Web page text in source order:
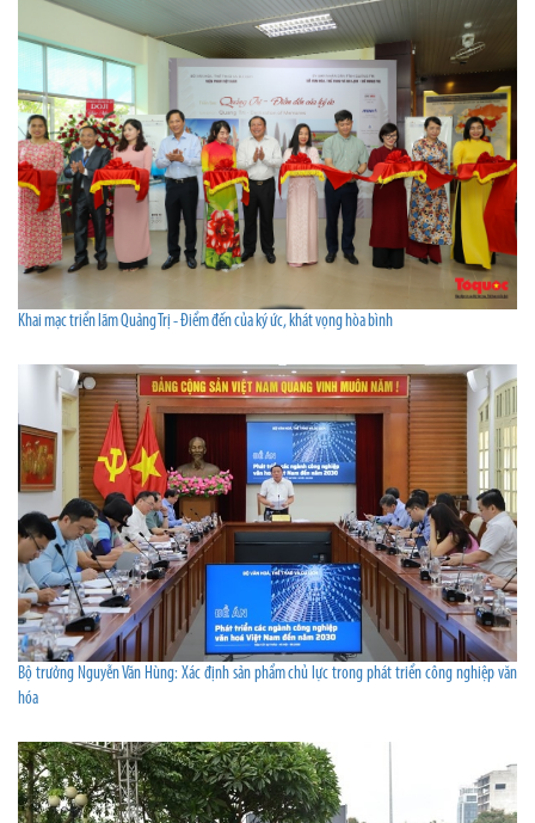
Khai mạc triển lãm Quảng Trị - Điểm đến của ký ức, khát vọng hòa bình
Bộ trưởng Nguyễn Văn Hùng: Xác định sản phẩm chủ lực trong phát triển công nghiệp văn
hóa